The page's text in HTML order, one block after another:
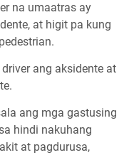
na umaatras ay
at higit pa kung
ang aksidente at
ang mga gastusing
hindi nakuhang
at pagdurusa,